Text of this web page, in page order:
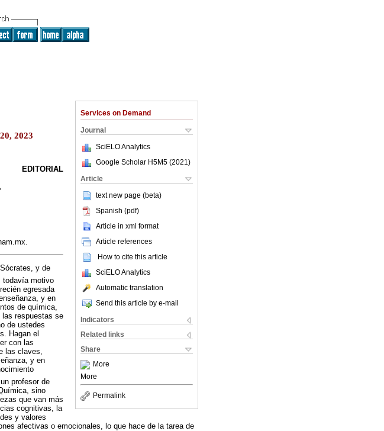
Services on Demand
Journal
SciELO Analytics
Google Scholar H5M5 (2021 )
Article
text new page (beta)
Spanish (pdf)
Article in xml format
Article references
How to cite this article
SciELO Analytics
Automatic translation
Send this article by e-mail
Indicators
Related links
Share
More
More
Permalink
2023
EDITORIAL
y de
todavía motivo
egresada
y en
de química,
las respuestas se
de ustedes
Hagan el
con las
las claves,
y en
, un profesor de
sino
que van más
cognitivas, la
y valores
afectivas o emocionales, lo que hace de la tarea de